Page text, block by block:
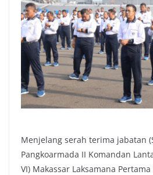
Menjelang serah terima jabatan
Pangkoarmada II Komandan
VI) Makassar Laksamana